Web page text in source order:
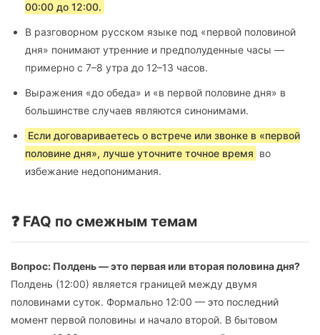
00:00 до 12:00.
В разговорном русском языке под «первой половиной
дня» понимают утренние и предполуденные часы —
примерно с 7–8 утра до 12–13 часов.
Выражения «до обеда» и «в первой половине дня» в
большинстве случаев являются синонимами.
Если договариваетесь о встрече или звонке в «первой
половине дня», лучше уточните точное время во
избежание недопонимания.
❓ FAQ по смежным темам
Вопрос: Полдень — это первая или вторая половина дня?
Полдень (12:00) является границей между двумя
половинами суток. Формально 12:00 — это последний
момент первой половины и начало второй. В бытовом